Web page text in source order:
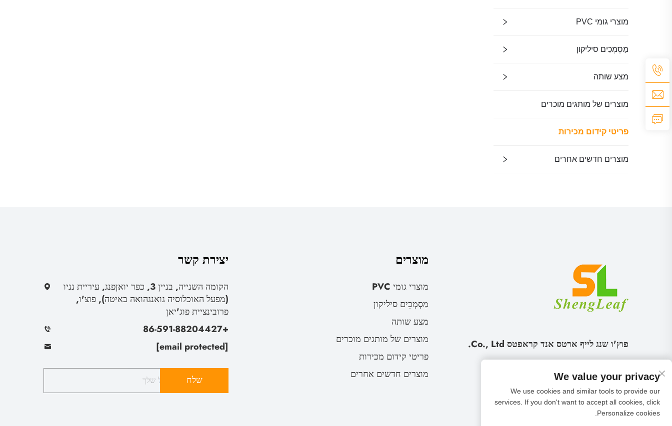
מוצרי גומי PVC
מַסְמְכִים סיליקון
מצע שותה
מוצרים של מותגים מוכרים
פריטי קידום מכירות
מוצרים חדשים אחרים
פוץ'ו שנג לייף ארטס אנד קראפטס Co., Ltd.
מוצרים
מוצרי גומי PVC
מַסְמְכִים סיליקון
מצע שותה
מוצרים של מותגים מוכרים
פריטי קידום מכירות
מוצרים חדשים אחרים
יצירת קשר
הקומה השנייה, בניין 3, כפר יואןפנג, עיריית נניו
(מפעל האוכלוסיה גואנגהואה באיטה), פוצ'ו,
פרובינציית פוג'יאן
+86-591-88204427
[email protected]
שלח We value your privacy
We use cookies and similar tools to provide our
services. If you don't want to accept all cookies, click
Personalize cookies.